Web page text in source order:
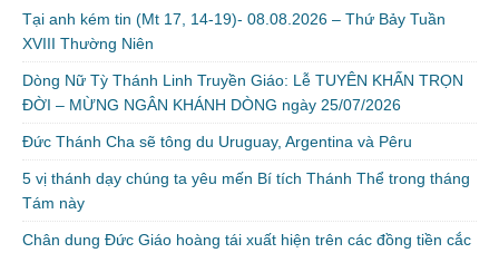
Tại anh kém tin (Mt 17, 14-19)- 08.08.2026 – Thứ Bảy Tuần
XVIII Thường Niên
Dòng Nữ Tỳ Thánh Linh Truyền Giáo: Lễ TUYÊN KHẤN TRỌN
ĐỜI – MỪNG NGÂN KHÁNH DÒNG ngày 25/07/2026
Đức Thánh Cha sẽ tông du Uruguay, Argentina và Pêru
5 vị thánh dạy chúng ta yêu mến Bí tích Thánh Thể trong tháng
Tám này
Chân dung Đức Giáo hoàng tái xuất hiện trên các đồng tiền cắc